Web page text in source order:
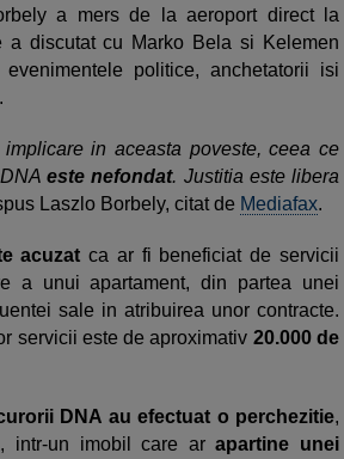
a mers de la aeroport direct la
a discutat cu Marko Bela si Kelemen
politice, anchetatorii isi
in aceasta poveste, ceea ce
este nefondat. Justitia este libera
Laszlo Borbely, citat de Mediafax.
acuzat ca ar fi beneficiat de servicii
a unui apartament, din partea unei
sale in atribuirea unor contracte.
servicii este de aproximativ 20.000 de
DNA au efectuat o perchezitie,
intr-un imobil care arapartine unei